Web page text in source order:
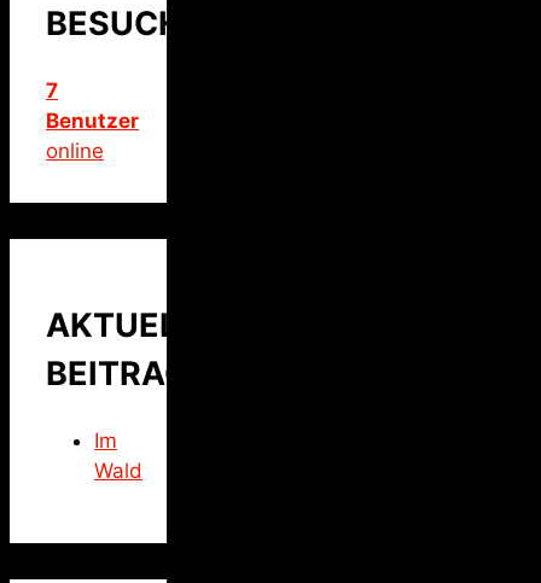
BESUCHER
7
Benutzer
online
AKTUELLER
BEITRAG
Im
Wald